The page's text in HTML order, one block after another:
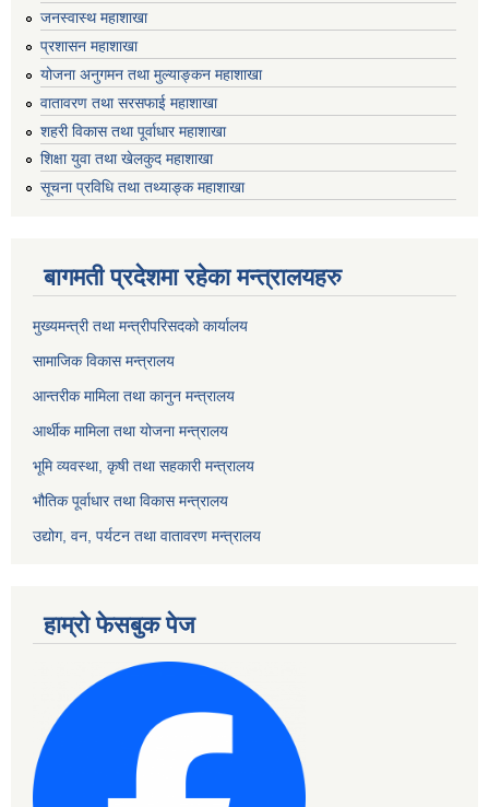
जनस्वास्थ महाशाखा
प्रशासन महाशाखा
योजना अनुगमन तथा मुल्याङ्कन महाशाखा
वातावरण तथा सरसफाई महाशाखा
शहरी विकास तथा पूर्वाधार महाशाखा
शिक्षा युवा तथा खेलकुद महाशाखा
सूचना प्रविधि तथा तथ्याङ्क महाशाखा
बागमती प्रदेशमा रहेका मन्त्रालयहरु
मुख्यमन्त्री तथा मन्त्रीपरिसदको कार्यालय
सामाजिक विकास मन्त्रालय
आन्तरीक मामिला तथा कानुन मन्त्रालय
आर्थीक मामिला तथा योजना मन्त्रालय
भूमि व्यवस्था, कृषी तथा सहकारी मन्त्रालय
भौतिक पूर्वाधार तथा विकास मन्त्रालय
उद्योग, वन, पर्यटन तथा वातावरण मन्त्रालय
हाम्रो फेसबुक पेज